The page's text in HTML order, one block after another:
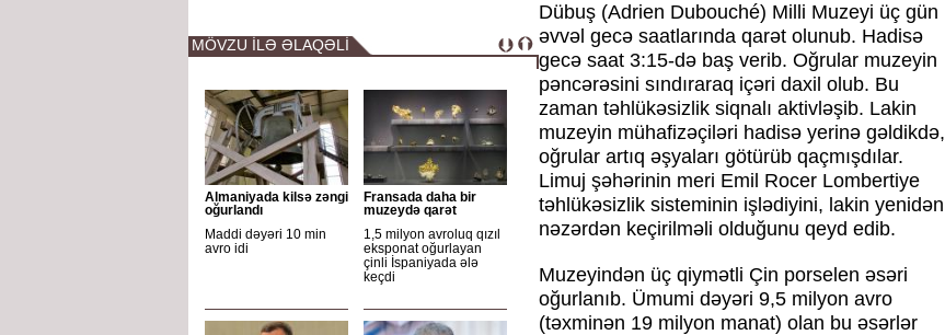
MÖVZU İLƏ ƏLAQƏLİ
Almaniyada kilsə zəngi
oğurlandı
Maddi dəyəri 10 min
avro idi
Fransada daha bir
muzeydə qarət
1,5 milyon avroluq qızıl
eksponat oğurlayan
çinli İspaniyada ələ
keçdi
Dübuş (Adrien Dubouché) Milli Muzeyi üç gün
əvvəl gecə saatlarında qarət olunub. Hadisə
gecə saat 3:15-də baş verib. Oğrular muzeyin
pəncərəsini sındıraraq içəri daxil olub. Bu
zaman təhlükəsizlik siqnalı aktivləşib. Lakin
muzeyin mühafizəçiləri hadisə yerinə gəldikdə,
oğrular artıq əşyaları götürüb qaçmışdılar.
Limuj şəhərinin meri Emil Rocer Lombertiye
təhlükəsizlik sisteminin işlədiyini, lakin yenidən
nəzərdən keçirilməli olduğunu qeyd edib.
Muzeyindən üç qiymətli Çin porselen əsəri
oğurlanıb. Ümumi dəyəri 9,5 milyon avro
(təxminən 19 milyon manat) olan bu əsərlər